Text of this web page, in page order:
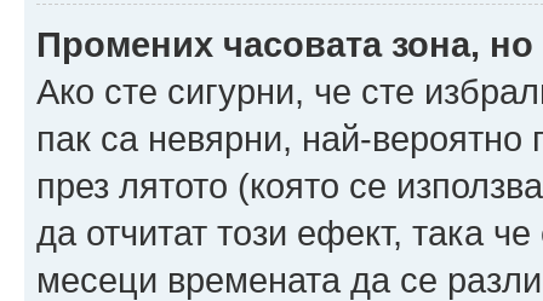
Промених часовата зона,
Ако сте сигурни, че сте
пак са невярни, най-
през лятото (която се
да отчитат този ефект, така
месеци времената да се